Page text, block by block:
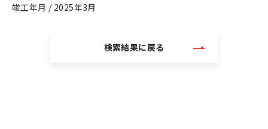
竣工年月 / 2025年3月
検索結果に戻る